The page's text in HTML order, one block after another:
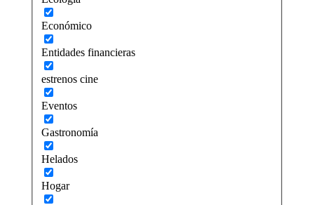
Económico
Entidades financieras
estrenos cine
Eventos
Gastronomía
Helados
Hogar